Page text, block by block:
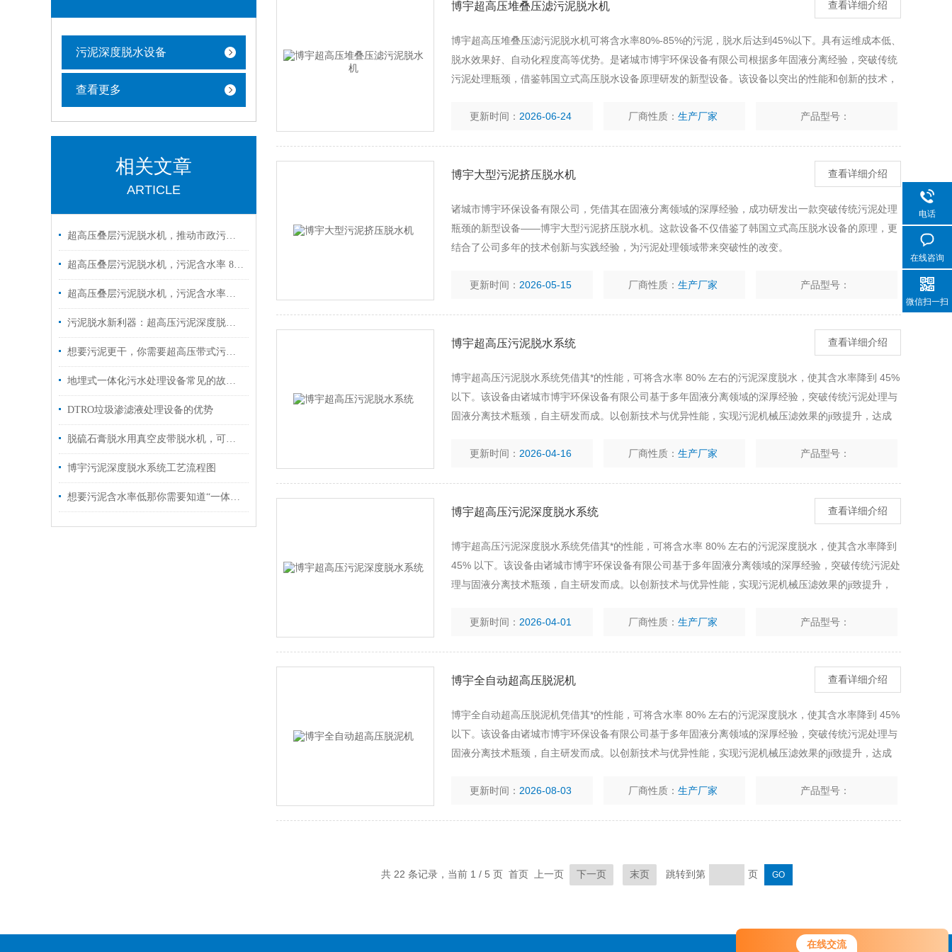
在线交流
您好！欢迎前来咨询，很高兴为您
污泥深度脱水设备
查看更多
相关文章
ARTICLE
超高压叠层污泥脱水机，推动市政污泥无害化资源化进程
超高压叠层污泥脱水机，污泥含水率 85%→45% 以下，解锁深度脱水新方案！
超高压叠层污泥脱水机，污泥含水率一降到底45%！
污泥脱水新利器：超高压污泥深度脱水机，含水率45%以下！
想要污泥更干，你需要超高压带式污泥脱水机
地埋式一体化污水处理设备常见的故障解决方法
DTRO垃圾渗滤液处理设备的优势
脱硫石膏脱水用真空皮带脱水机，可以再利用创造价值！
博宇污泥深度脱水系统工艺流程图
想要污泥含水率低那你需要知道“一体式高压带式污泥深度脱水机”
博宇超高压堆叠压滤污泥脱水机 查看详细介绍
博宇超高压堆叠压滤污泥脱水机可将含水率80%-85%的污泥，脱水后达到45%以下。具有运维成本低、
脱水效果好、自动化程度高等优势。是诸城市博宇环保设备有限公司根据多年固液分离经验，突破传统
污泥处理瓶颈，借鉴韩国立式高压脱水设备原理研发的新型设备。该设备以突出的性能和创新的技术，
更新时间： 2026-06-24 厂商性质：生产厂家 产品型号：
博宇大型污泥挤压脱水机 查看详细介绍
诸城市博宇环保设备有限公司，凭借其在固液分离领域的深厚经验，成功研发出一款突破传统污泥处理
瓶颈的新型设备——博宇大型污泥挤压脱水机。这款设备不仅借鉴了韩国立式高压脱水设备的原理，更
结合了公司多年的技术创新与实践经验，为污泥处理领域带来突破性的改变。
更新时间： 2026-05-15 厂商性质：生产厂家 产品型号：
博宇超高压污泥脱水系统 查看详细介绍
博宇超高压污泥脱水系统凭借其*的性能，可将含水率 80% 左右的污泥深度脱水，使其含水率降到 45%
以下。该设备由诸城市博宇环保设备有限公司基于多年固液分离领域的深厚经验，突破传统污泥处理与
固液分离技术瓶颈，自主研发而成。以创新技术与优异性能，实现污泥机械压滤效果的ji致提升，达成
更新时间： 2026-04-16 厂商性质：生产厂家 产品型号：
博宇超高压污泥深度脱水系统 查看详细介绍
博宇超高压污泥深度脱水系统凭借其*的性能，可将含水率 80% 左右的污泥深度脱水，使其含水率降到
45% 以下。该设备由诸城市博宇环保设备有限公司基于多年固液分离领域的深厚经验，突破传统污泥处
理与固液分离技术瓶颈，自主研发而成。以创新技术与优异性能，实现污泥机械压滤效果的ji致提升，
更新时间： 2026-04-01 厂商性质：生产厂家 产品型号：
博宇全自动超高压脱泥机 查看详细介绍
博宇全自动超高压脱泥机凭借其*的性能，可将含水率 80% 左右的污泥深度脱水，使其含水率降到 45%
以下。该设备由诸城市博宇环保设备有限公司基于多年固液分离领域的深厚经验，突破传统污泥处理与
固液分离技术瓶颈，自主研发而成。以创新技术与优异性能，实现污泥机械压滤效果的ji致提升，达成
更新时间： 2026-08-03 厂商性质：生产厂家 产品型号：
共 22 条记录，当前 1 / 5 页 首页 上一页 下一页 末页 跳转到第 页
电话
在线咨询
微信扫一扫